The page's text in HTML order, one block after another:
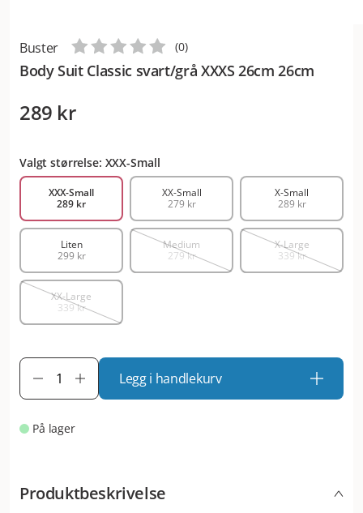
Buster
Body Suit Classic svart/grå XXXS 26cm 26cm
(0)
289 kr
Valgt størrelse: XXX-Small
XXX-Small
289 kr
XX-Small
279 kr
X-Small
289 kr
Liten
299 kr
Medium
279 kr
X-Large
339 kr
XX-Large
339 kr
Legg i handlekurv
På lager
Produktbeskrivelse